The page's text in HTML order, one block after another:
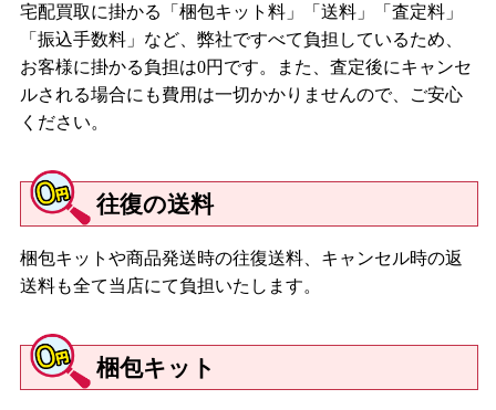
ドデリシャス/ネオブライス コココレット/ネオブライス アレク
シスエメラルド/CWC限定ネオブライス マーゴユニークガール/ネ
オブライス レイチェルズリボン
【２０１３年】
ニフィーク/ネオブライス アンブロージオ/ネオブライス オレン
ジアンドスパイス/ネオブライス ラベンダーハグ/ネオブライス
ペニープレシャス/ネオブライス ゼノッチカ/ネオブライス レパ
ードサース/ネオブライス ウェンディウィークエンダー/ネオブラ
イス ハイホーマリーン/ネオブライス CWC限定12周年アニバー
ロクイー
宅配買取に掛かる「梱包キット料」「送料」「査定料」
「振込手数料」など、弊社ですべて負担しているため、
お客様に掛かる負担は0円です。また、査定後にキャンセ
ルされる場合にも費用は一切かかりませんので、ご安心
ください。
往復の送料
梱包キットや商品発送時の往復送料、キャンセル時の返
送料も全て当店にて負担いたします。
梱包キット